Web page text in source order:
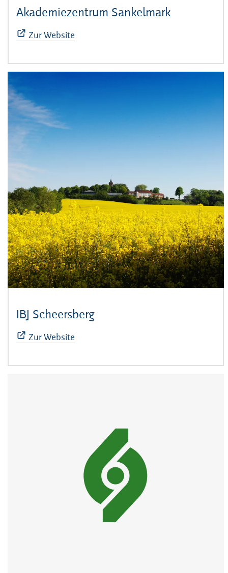
Akademiezentrum Sankelmark
Zur Website
IBJ Scheersberg
Zur Website